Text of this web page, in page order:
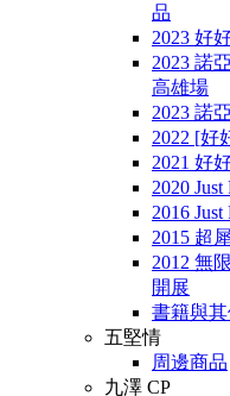
品
2023 好
2023 諾
高雄場
2023 諾
2022 [好
2021 好
2020
2016
2015 超
2012 無
開展
書籍與
五堅情
周邊商品
九澤 CP